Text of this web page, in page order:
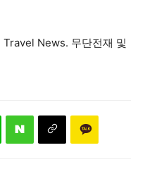
News. 무단전재 및